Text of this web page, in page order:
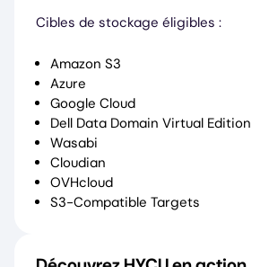
Cibles de stockage éligibles :
Amazon S3
Azure
Google Cloud
Dell Data Domain Virtual Edition
Wasabi
Cloudian
OVHcloud
S3-Compatible Targets